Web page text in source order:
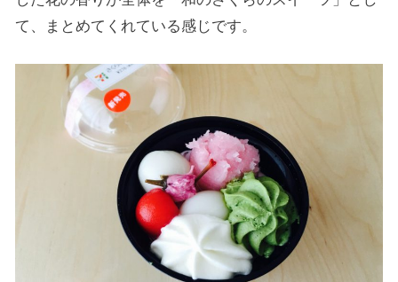
て、まとめてくれている感じです。